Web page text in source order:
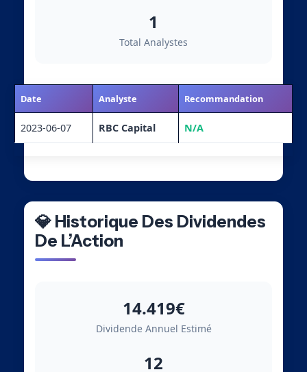
1
Total Analystes
Date Analyste Recommandation
2023-06-07 RBC Capital N/A
💎 Historique Des Dividendes
De L’Action
14.419€
Dividende Annuel Estimé
12